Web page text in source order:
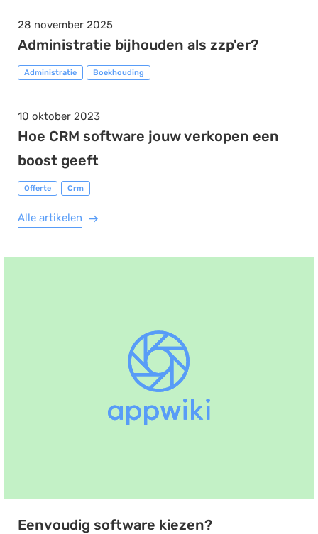
28 november 2025
Administratie bijhouden als zzp'er?
Administratie Boekhouding
10 oktober 2023
Hoe CRM software jouw verkopen een
boost geeft
Offerte Crm
Alle artikelen
Eenvoudig software kiezen?